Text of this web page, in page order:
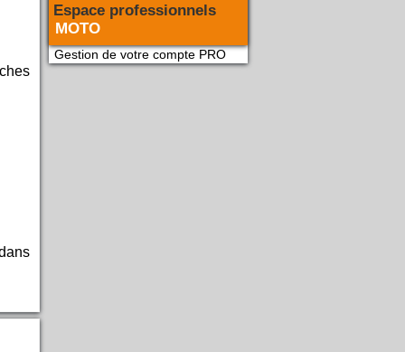
Espace professionnels
MOTO
Gestion de votre compte PRO